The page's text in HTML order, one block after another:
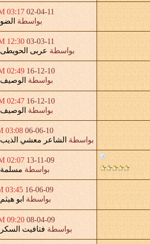
02-04-11
03:17 AM
بواسطة الضو
03-03-11
12:30 AM
بواسطة عربى الحويطى
16-12-10
02:49 AM
بواسطة الوصيف
16-12-10
02:47 AM
بواسطة الوصيف
06-06-10
03:08 PM
بواسطة الشاعر معشي الذيب
13-11-09
02:07 AM
بواسطة مسلمة
16-06-09
03:45 PM
بواسطة ابو هيثم
08-04-09
09:20 AM
بواسطة فتافيت السكر